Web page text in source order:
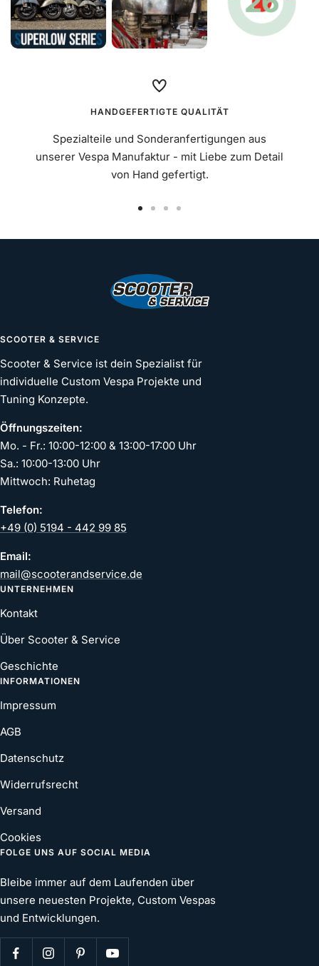
HANDGEFERTIGTE QUALITÄT
Spezialteile und Sonderanfertigungen aus
unserer Vespa Manufaktur - mit Liebe zum Detail
von Hand gefertigt.
SCOOTER & SERVICE
Scooter & Service ist dein Spezialist für
individuelle Custom Vespa Projekte und
Tuning Konzepte.
Öffnungszeiten:
Mo. - Fr.: 10:00-12:00 & 13:00-17:00 Uhr
Sa.: 10:00-13:00 Uhr
Mittwoch: Ruhetag
Telefon:
+49 (0) 5194 - 442 99 85
Email:
mail@scooterandservice.de
UNTERNEHMEN
Kontakt
Über Scooter & Service
Geschichte
INFORMATIONEN
Impressum
AGB
Datenschutz
Widerrufsrecht
Versand
Cookies
FOLGE UNS AUF SOCIAL MEDIA
Bleibe immer auf dem Laufenden über
unsere neuesten Projekte, Custom Vespas
und Entwicklungen.